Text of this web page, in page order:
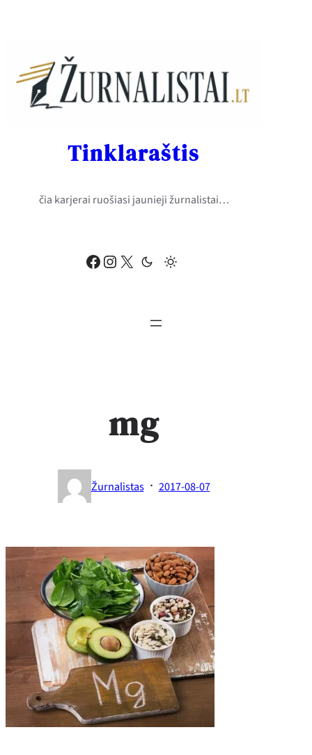
Facebook Instagram X
Tinklaraštis
čia karjerai ruošiasi jaunieji žurnalistai…
mg
Žurnalistas · 2017-08-07